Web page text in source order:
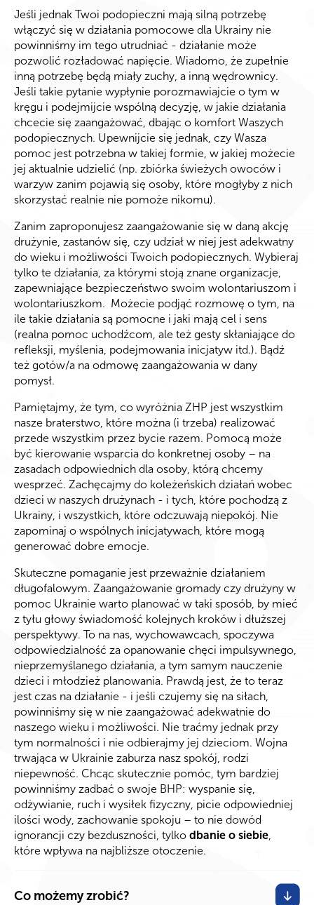
Jeśli jednak Twoi podopieczni mają silną potrzebę
włączyć się w działania pomocowe dla Ukrainy nie
powinniśmy im tego utrudniać - działanie może
pozwolić rozładować napięcie. Wiadomo, że zupełnie
inną potrzebę będą miały zuchy, a inną wędrownicy.
Jeśli takie pytanie wypłynie porozmawiajcie o tym w
kręgu i podejmijcie wspólną decyzję, w jakie działania
chcecie się zaangażować, dbając o komfort Waszych
podopiecznych. Upewnijcie się jednak, czy Wasza
pomoc jest potrzebna w takiej formie, w jakiej możecie
jej aktualnie udzielić (np. zbiórka świeżych owoców i
warzyw zanim pojawią się osoby, które mogłyby z nich
skorzystać realnie nie pomoże nikomu).
Zanim zaproponujesz zaangażowanie się w daną akcję
drużynie, zastanów się, czy udział w niej jest adekwatny
do wieku i możliwości Twoich podopiecznych. Wybieraj
tylko te działania, za którymi stoją znane organizacje,
zapewniające bezpieczeństwo swoim wolontariuszom i
wolontariuszkom. Możecie podjąć rozmowę o tym, na
ile takie działania są pomocne i jaki mają cel i sens
(realna pomoc uchodźcom, ale też gesty skłaniające do
refleksji, myślenia, podejmowania inicjatyw itd.). Bądź
też gotów/a na odmowę zaangażowania w dany
pomysł.
Pamiętajmy, że tym, co wyróżnia ZHP jest wszystkim
nasze braterstwo, które można (i trzeba) realizować
przede wszystkim przez bycie razem. Pomocą może
być kierowanie wsparcia do konkretnej osoby – na
zasadach odpowiednich dla osoby, którą chcemy
wesprzeć. Zachęcajmy do koleżeńskich działań wobec
dzieci w naszych drużynach - i tych, które pochodzą z
Ukrainy, i wszystkich, które odczuwają niepokój. Nie
zapominaj o wspólnych inicjatywach, które mogą
generować dobre emocje.
Skuteczne pomaganie jest przeważnie działaniem
długofalowym. Zaangażowanie gromady czy drużyny w
pomoc Ukrainie warto planować w taki sposób, by mieć
z tyłu głowy świadomość kolejnych kroków i dłuższej
perspektywy. To na nas, wychowawcach, spoczywa
odpowiedzialność za opanowanie chęci impulsywnego,
nieprzemyślanego działania, a tym samym nauczenie
dzieci i młodzież planowania. Prawdą jest, że to teraz
jest czas na działanie - i jeśli czujemy się na siłach,
powinniśmy się w nie zaangażować adekwatnie do
naszego wieku i możliwości. Nie traćmy jednak przy
tym normalności i nie odbierajmy jej dzieciom. Wojna
trwająca w Ukrainie zaburza nasz spokój, rodzi
niepewność. Chcąc skutecznie pomóc, tym bardziej
powinniśmy zadbać o swoje BHP: wyspanie się,
odżywianie, ruch i wysiłek fizyczny, picie odpowiedniej
ilości wody, zachowanie spokoju – to nie dowód
ignorancji czy bezduszności, tylko dbanie o siebie,
które wpływa na najbliższe otoczenie.
Co możemy zrobić?